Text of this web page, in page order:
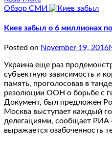
Обзор СМИ
Киев забыл о 6 миллионах
Posted on November 19, 2016
Украина еще раз
субъектную зависимость и
память, проголосовав в
резолюции ООН о борьбе с
Документ, был предложен
Москва выступает каждый
делегациями, сообщает РИА
выражается озабоченность